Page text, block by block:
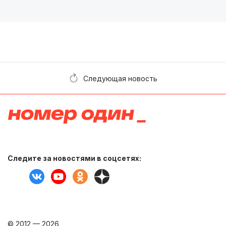
Следующая новость
Следите за новостями в соцсетях:
© 2012 — 2026